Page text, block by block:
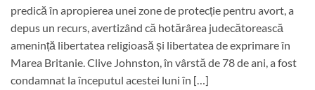
predică în apropierea unei zone de protecție pentru avort, a
depus un recurs, avertizând că hotărârea judecătorească
amenință libertatea religioasă și libertatea de exprimare în
Marea Britanie. Clive Johnston, în vârstă de 78 de ani, a fost
condamnat la începutul acestei luni în […]